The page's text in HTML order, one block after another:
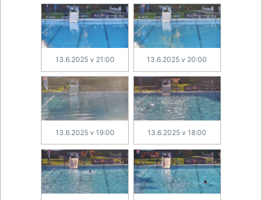
13.6.2025 v 21:00 13.6.2025 v 20:00
13.6.2025 v 19:00 13.6.2025 v 18:00